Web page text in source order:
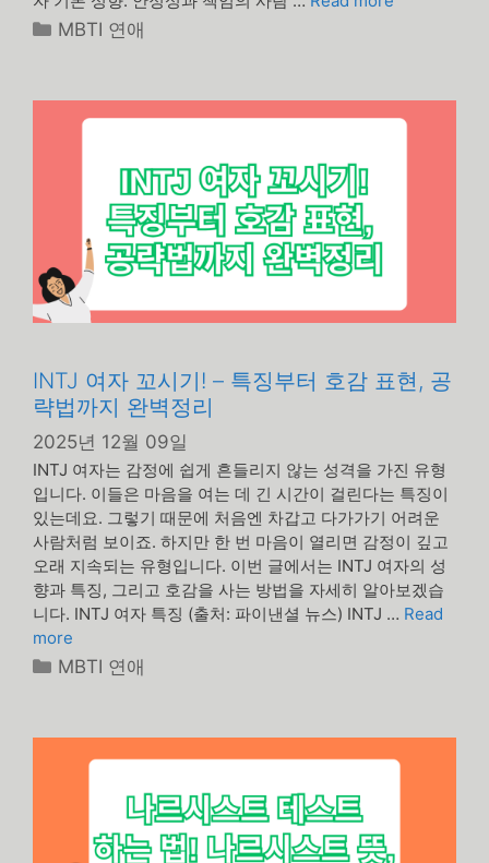
카
리
MBTI 연애
INTJ 여자 꼬시기! – 특징부터 호감 표현, 공
략법까지 완벽정리
2025년 12월 09일
INTJ 여자는 감정에 쉽게 흔들리지 않는 성격을 가진 유형
입니다. 이들은 마음을 여는 데 긴 시간이 걸린다는 특징이
있는데요. 그렇기 때문에 처음엔 차갑고 다가가기 어려운
사람처럼 보이죠. 하지만 한 번 마음이 열리면 감정이 깊고
오래 지속되는 유형입니다. 이번 글에서는 INTJ 여자의 성
향과 특징, 그리고 호감을 사는 방법을 자세히 알아보겠습
니다. INTJ 여자 특징 (출처: 파이낸셜 뉴스) INTJ … Read
more
카
리
MBTI 연애